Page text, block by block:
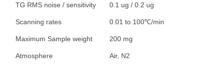
TG RMS noise / sensitivity 0.1 ug / 0.2 ug
Scanning rates 0.01 to 100℃/min
Maximum Sample weight 200 mg
Atmosphere Air, N2